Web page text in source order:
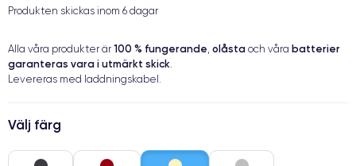
Produkten skickas inom 6 dagar
Alla våra produkter är 100 % fungerande, olåsta och våra batterier
garanteras vara i utmärkt skick.
Levereras med laddningskabel.
Välj färg